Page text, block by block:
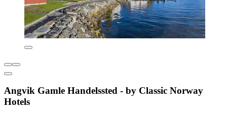
Angvik Gamle Handelssted - by Classic Norway
Hotels